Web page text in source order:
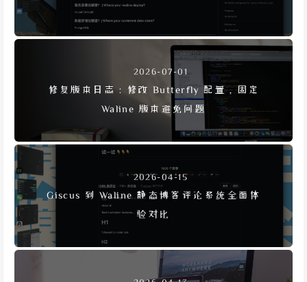
2026-07-01
修复版本日志：修改 Butterfly 配置，固定
Waline 版本避免问题
2026-04-15
Giscus 到 Waline 静态博客评论系统全面体
验对比